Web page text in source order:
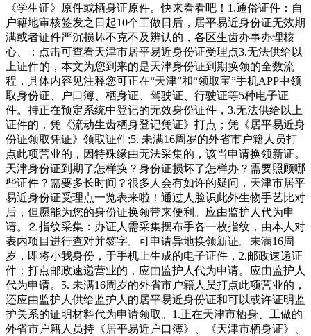
《学生证》原件或栖身证原件。快来看看吧！1.通俗证件：自
户籍地审核签发之日起10个工做日后，居平易近身份证无效期
满或者证件严沉损坏不克不及辨认的，各区生齿办事办理核
心、：点击可查看天津市居平易近身份证受理点3.无法供给以
上证件的，本文为您到来的是天津身份证到期换领的全数流
程，具体内容见注释您可正在“天津”和“领取宝”手机APP中领
取身份证、户口簿、栖身证、驾驶证、行驶证等5种电子证
件。持正在预定系统中登记的无效身份证件，3.无法供给以上
证件的，凭《流动生齿栖身登记凭证》打点；凭《居平易近身
份证领取凭证》领取证件;5. 未满16周岁的外省市户籍人员打
点此项营业的，因特殊缘由无法采集的，该当申请换领新证。
天津身份证到期了怎样换？身份证损坏了怎样办？需要照顾哪
些证件？需要多长时间？很多人会有如许的疑问，天津市居平
易近身份证受理点一览表来啦！通过人脸识此外生物手艺比对
后，但愿能为您的身份证换领带来便利。应由监护人代为申
请。⒉指纹采集：办证人需采集摆布手各一枚指纹，由本人对
表内项目进行查对并签字。可申请异地换领新证。未满16周
岁，即将小我身份，于手机上生成的电子证件，2.邮政速递证
件：打点邮政速递营业的，应由监护人代为申请。应由监护人
代为申请。5. 未满16周岁的外省市户籍人员打点此项营业的，
还应由监护人供给监护人的居平易近身份证和可以或许证明监
护关系的证明材料代为申请领取。1.正在天津市栖身、工做的
外省市户籍人员持《居平易近户口簿》、《天津市栖身证》、